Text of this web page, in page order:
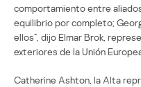
comportamiento entre
equilibrio por completo;
ellos”, dijo Elmar Brok,
exteriores de la Unión
Catherine Ashton, la Alta